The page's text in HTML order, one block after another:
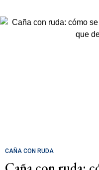
CAÑA CON RUDA